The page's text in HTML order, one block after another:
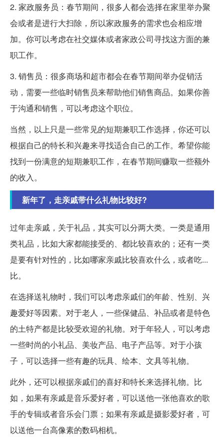
2. 家政服务员：春节期间，很多人都会选择在家里举办聚
会或者是进行大扫除，所以家政服务的需求也会相应增
加。你可以考虑在社交媒体或者家政公司寻找这方面的兼
职工作。
3. 销售员：很多商场和超市都会在春节期间举办促销活
动，需要一些临时销售员来帮助他们销售商品。如果你善
于沟通和销售，可以考虑这个职位。
当然，以上只是一些常见的短期兼职工作选择，你还可以
根据自己的特长和兴趣来寻找适合自己的工作。希望你能
找到一份满意的短期兼职工作，在春节期间赚取一些额外
的收入。
新年了，走亲戚带什么礼物比较好?
过年走亲戚，关于礼品，其实可以分两大类。一类是通用
类礼品，比如大家都能接受的、都比较喜欢的；还有一类
是要有针对性的，比如哪家亲戚比较喜欢什么，或者吃...
比。
在选择送礼物时，我们可以考虑亲戚们的年龄、性别、兴
趣爱好等因素。对于老人，一些保健品、补品或者是特色
的土特产都是比较受欢迎的礼物。对于年轻人，可以考虑
一些时尚的小礼品、美妆产品、电子产品等。对于小孩
子，可以选择一些有趣的玩具、绘本、文具等礼物。
此外，还可以根据亲戚们的喜好和特长来选择礼物。比
如，如果有亲戚是音乐爱好者，可以送他一张他喜欢的歌
手的专辑或者音乐会门票；如果有亲戚是摄影爱好者，可
以送他一台高像素的数码相机。